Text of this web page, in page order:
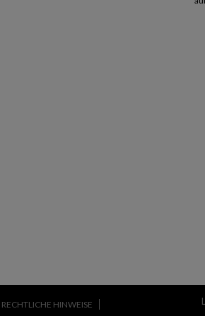
RECHTLICHE HINWEISE